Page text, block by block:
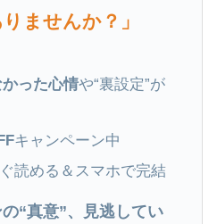
ませんか？」
った心情や“裏設定”が
キャンペーン中
読める＆スマホで完結
“真意”、見逃してい